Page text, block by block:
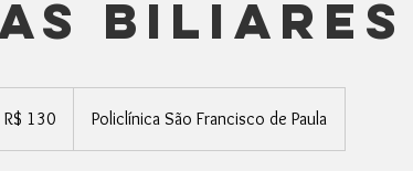
Biliares
R$ 130 Policlínica São Francisco de Paula